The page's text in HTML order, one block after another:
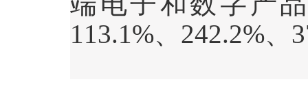
113.1%、 242.2%、